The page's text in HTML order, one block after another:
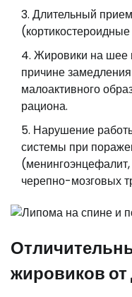
Длительный
Жировики на шее
причине
малоактивного
рациона.
Нарушение
системы при
черепно-мозговых
жировиков от